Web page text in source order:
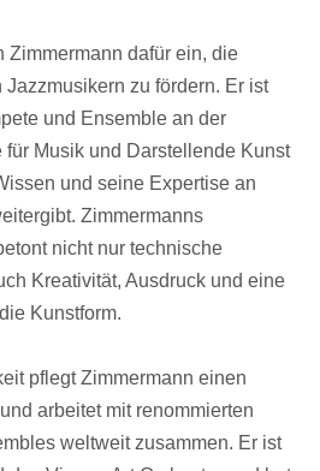
Zimmermann dafür ein, die
zu fördern. Er ist
und Ensemble an der
Musik und Darstellende Kunst
und seine Expertise an
Zimmermanns
nicht nur technische
Kreativität, Ausdruck und eine
Kunstform.
pflegt Zimmermann einen
arbeitet mit renommierten
weltweit zusammen. Er ist